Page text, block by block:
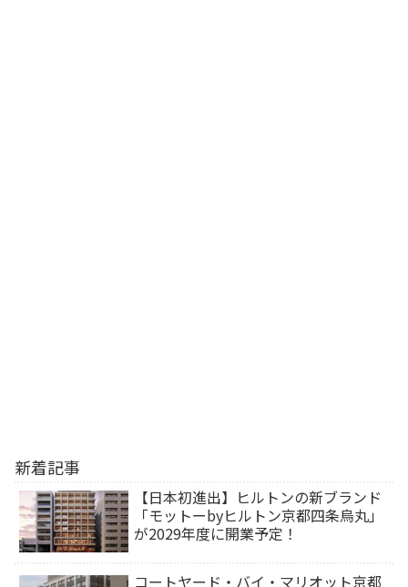
新着記事
【日本初進出】ヒルトンの新ブランド
「モットーbyヒルトン京都四条烏丸」
が2029年度に開業予定！
コートヤード・バイ・マリオット京都